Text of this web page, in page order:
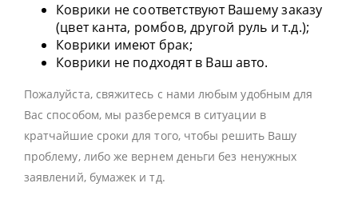
Коврики не соответствуют Вашему заказу
(цвет канта, ромбов, другой руль и т.д.);
Коврики имеют брак;
Коврики не подходят в Ваш авто.
Пожалуйста, свяжитесь с нами любым удобным для
Вас способом, мы разберемся в ситуации в
кратчайшие сроки для того, чтобы решить Вашу
проблему, либо же вернем деньги без ненужных
заявлений, бумажек и тд.